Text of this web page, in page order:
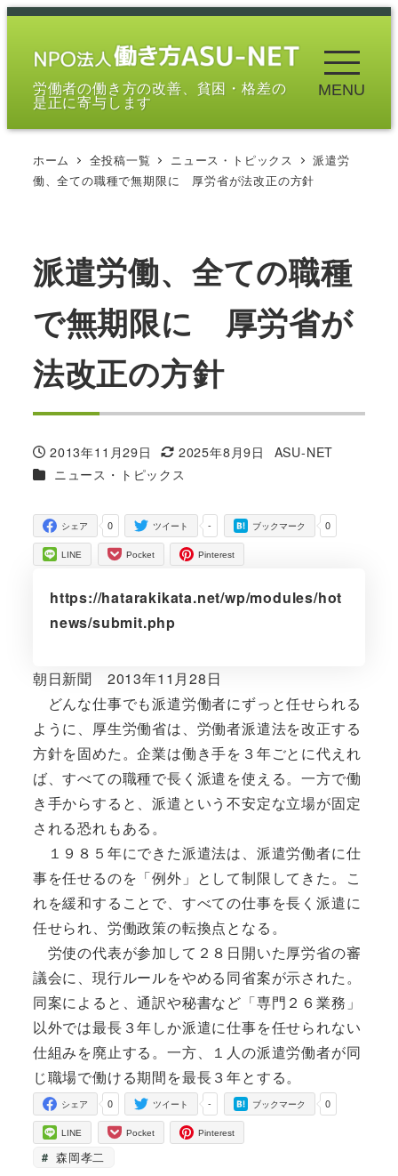
メ
労働者の働き方の改善、貧困・格差の
是正に寄与します
MENU
ホーム 全投稿一覧 ニュース・トピックス
派遣労
働、全ての職種で無期限に 厚労省が法改正の方針
派遣労働、全ての職種
で無期限に 厚労省が
法改正の方針
投稿日
2013年11月29日
更新日
2025年8月9日
著
ASU-NET
カテゴリー
ニュース・トピックス
0
シェア -
ツイート 0
ブックマーク
LINE Pocket Pinterest
https://hatarakikata.net/wp/modules/hot
news/submit.php
朝日新聞 2013年11月28日
どんな仕事でも派遣労働者にずっと任せられる
ように、厚生労働省は、労働者派遣法を改正する
方針を固めた。企業は働き手を３年ごとに代えれ
ば、すべての職種で長く派遣を使える。一方で働
き手からすると、派遣という不安定な立場が固定
される恐れもある。
１９８５年にできた派遣法は、派遣労働者に仕
事を任せるのを「例外」として制限してきた。こ
れを緩和することで、すべての仕事を長く派遣に
任せられ、労働政策の転換点となる。
労使の代表が参加して２８日開いた厚労省の審
議会に、現行ルールをやめる同省案が示された。
同案によると、通訳や秘書など「専門２６業務」
以外では最長３年しか派遣に仕事を任せられない
仕組みを廃止する。一方、１人の派遣労働者が同
じ職場で働ける期間を最長３年とする。
0
シェア -
ツイート 0
ブックマーク
LINE Pocket Pinterest
森岡孝二